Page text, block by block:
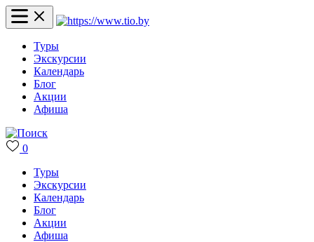
Туры
Экскурсии
Календарь
Блог
Акции
Афиша
0
Туры
Экскурсии
Календарь
Блог
Акции
Афиша